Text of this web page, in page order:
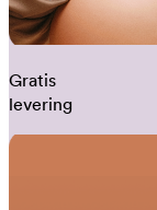
Gratis
levering